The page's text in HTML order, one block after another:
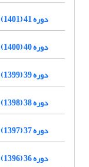
دوره 41 (1401)
دوره 40 (1400)
دوره 39 (1399)
دوره 38 (1398)
دوره 37 (1397)
دوره 36 (1396)